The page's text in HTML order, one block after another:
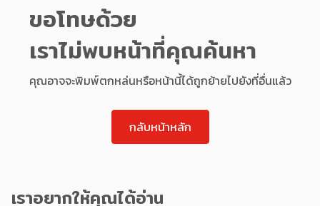
ขอโทษด้วย
เราไม่พบหน้าที่คุณค้นหา
คุณอาจจะพิมพ์ตกหล่นหรือหน้านี้ได้ถูกย้ายไปยังที่อื่นแล้ว
กลับหน้าหลัก
เราอยากให้คุณได้อ่าน